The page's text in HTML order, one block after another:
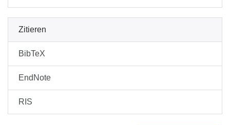
Zitieren
BibTeX
EndNote
RIS